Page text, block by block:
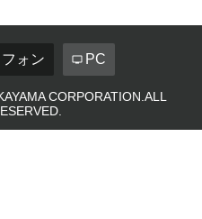
ォン PC
CORPORATION.ALL